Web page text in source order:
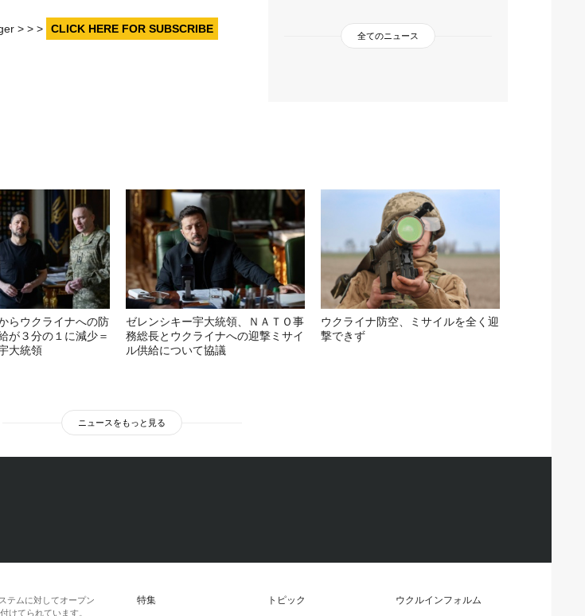
全てのニュース
> > > CLICK HERE FOR SUBSCRIBE
らウクライナへの防
が３分の１に減少＝
大統領
ゼレンシキー宇大統領、ＮＡＴＯ事
務総長とウクライナへの迎撃ミサイ
ル供給について協議
ウクライナ防空、ミサイルを全く迎
撃できず
ニュースをもっと見る
トピック ウクルインフォルム
特集
テムに対してオープン
けてられています。